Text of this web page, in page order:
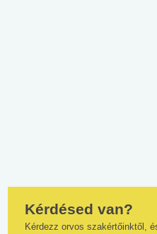
Kérdésed van?
Kérdezz orvos szakértőinktől,